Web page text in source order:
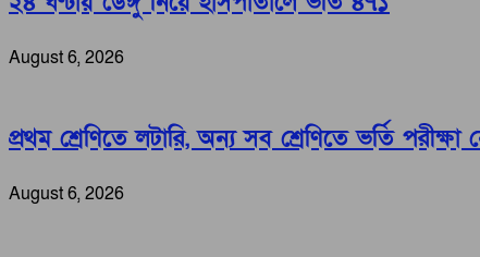
August 6, 2026
প্রথম শ্রেণিতে লটারি, অন্য সব শ্রেণিতে ভর্তি পরীক্ষা
August 6, 2026